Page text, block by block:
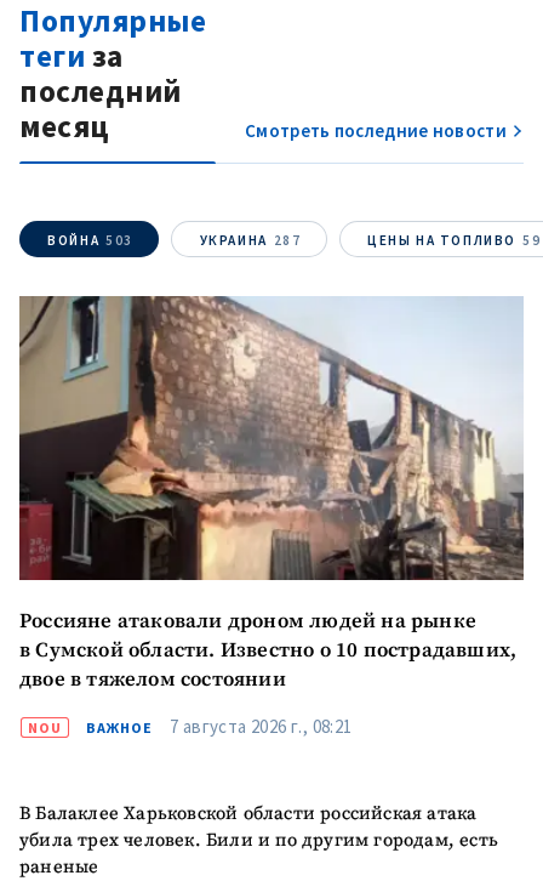
Отправить
информацию
О ZDG
în Română in English
Популярные
теги за
последний
месяц
Смотреть последние новости
ВОЙНА 503 УКРАИНА 287 ЦЕНЫ НА ТОПЛИВО 59
Россияне атаковали дроном людей на рынке
в Сумской области. Известно о 10 пострадавших,
двое в тяжелом состоянии
NOU ВАЖНОЕ 7 августа 2026 г., 08:21
В Балаклее Харьковской области российская атака
убила трех человек. Били и по другим городам, есть
раненые